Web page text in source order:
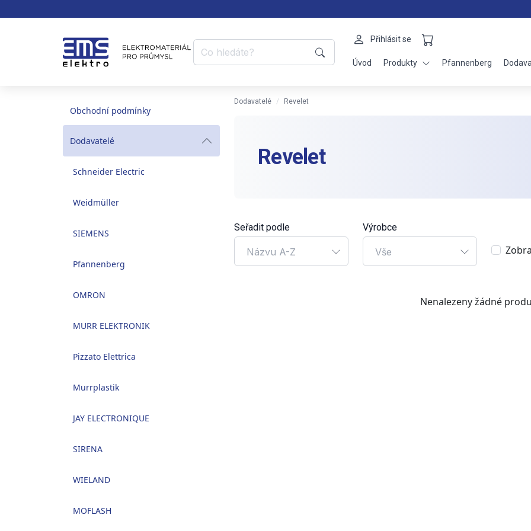
Přihlásit se
Úvod Produkty Pfannenberg
Obchodní podmínky
Dodavatelé
Schneider Electric
Weidmüller
SIEMENS
Pfannenberg
OMRON
MURR ELEKTRONIK
Pizzato Elettrica
Murrplastik
JAY ELECTRONIQUE
SIRENA
WIELAND
MOFLASH
Dodavatelé Revelet
Revelet
Seřadit podle
Názvu A-Z
Výrobce
Vše
Nenalezeny žádné